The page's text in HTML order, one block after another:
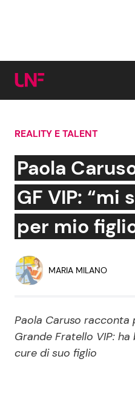
Cerca:
News e Cronaca
Attualità Italiana
Economia
Persone Scomparse
Politica
REALITY E TALENT
Paola
GF VIP: “mi
per mio
MARIA MILANO
Paola Caruso
Grande Fratello VIP:
cure di suo figlio